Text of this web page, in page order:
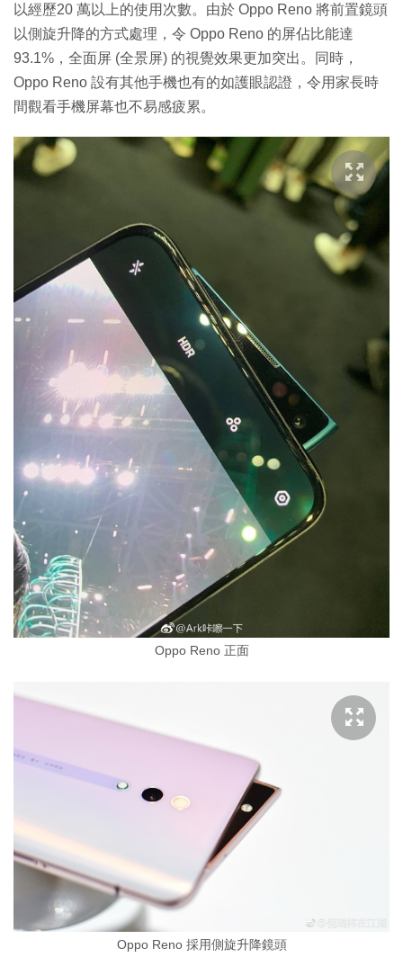
以經歷20 萬以上的使用次數。由於 Oppo Reno 將前置鏡頭
以側旋升降的方式處理，令 Oppo Reno 的屏佔比能達
93.1%，全面屏 (全景屏) 的視覺效果更加突出。同時，
Oppo Reno 設有其他手機也有的如護眼認證，令用家長時
間觀看手機屏幕也不易感疲累。
Oppo Reno 正面
Oppo Reno 採用側旋升降鏡頭